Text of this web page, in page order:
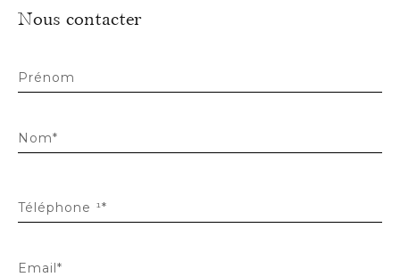
Nous contacter
Prénom
Nom*
Téléphone ¹*
Email*